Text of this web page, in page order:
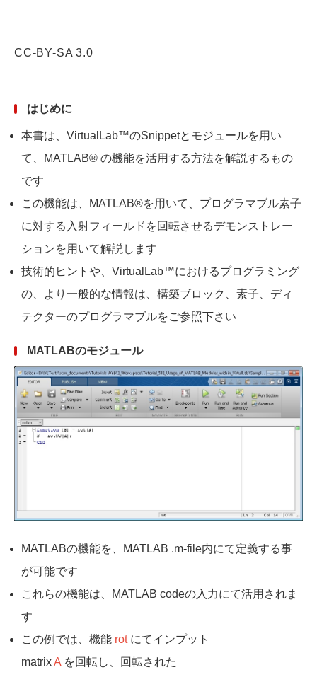
CC-BY-SA 3.0
はじめに
本書は、VirtualLab™のSnippetとモジュールを用い
て、MATLAB® の機能を活用する方法を解説するもの
です
この機能は、MATLAB®を用いて、プログラマブル素子
に対する入射フィールドを回転させるデモンストレー
ションを用いて解説します
技術的ヒントや、VirtualLab™におけるプログラミング
の、より一般的な情報は、 構築ブロック、素子、ディ
テクターのプログラマブルをご参照下さい
MATLABのモジュール
MATLABの機能を、MATLAB .m-file内にて定義する事
が可能です
これらの機能は、MATLAB codeの入力にて活用されま
す
この例では、機能 rotにてインプット
matrixA を回転し、回転された